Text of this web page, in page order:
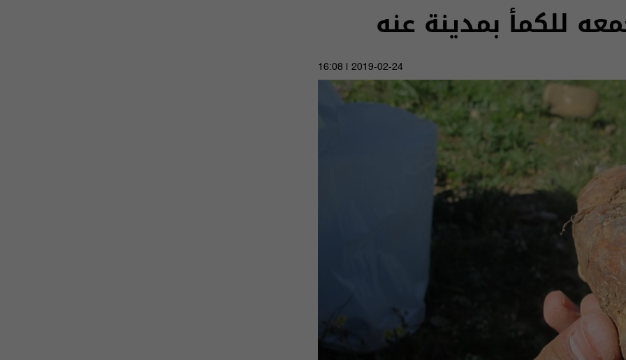
للكمأ بمدينة عنه
2019-02-24 | 16:08